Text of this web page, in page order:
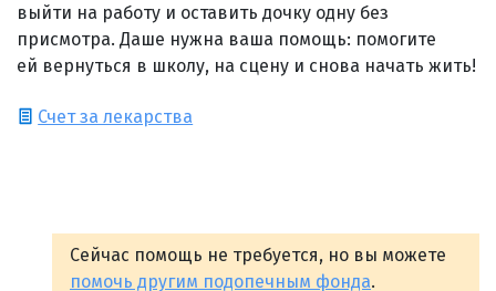
выйти на работу и оставить дочку одну без
присмотра. Даше нужна ваша помощь: помогите
ей вернуться в школу, на сцену и снова начать жить!
Счет за лекарства
Сейчас помощь не требуется, но вы можете
помочь другим подопечным фонда.